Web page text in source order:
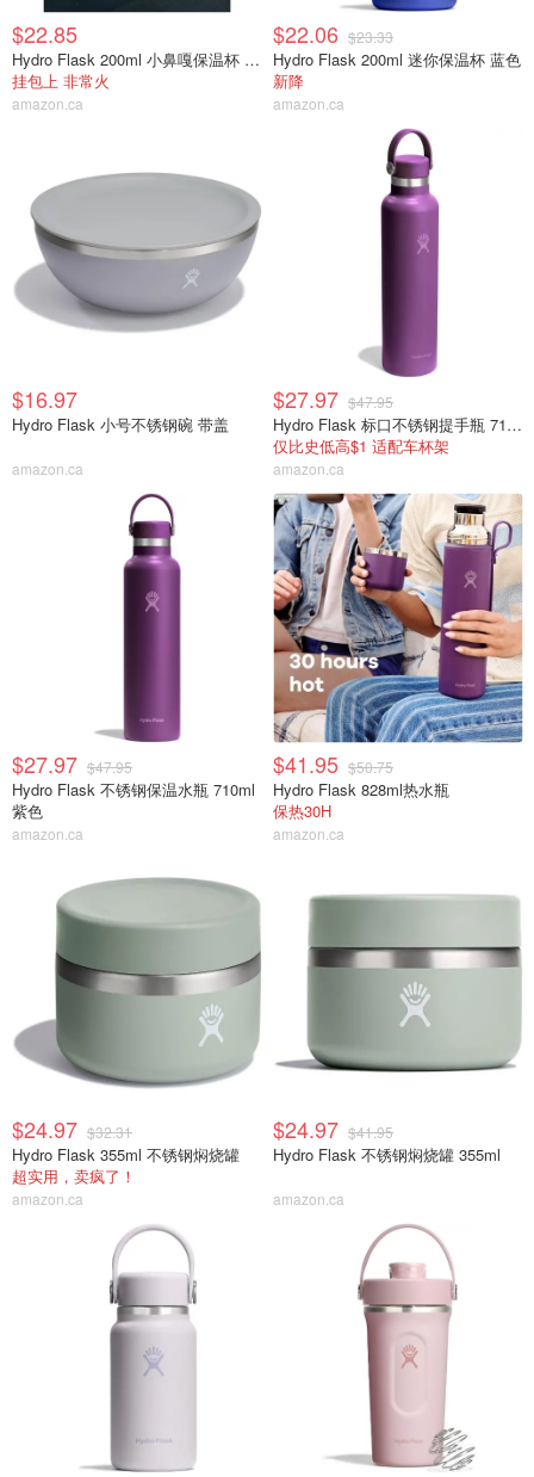
$22.85
Hydro Flask 200ml 小鼻嘎保温杯 薄荷绿色
挂包上 非常火
amazon.ca
$22.06 $23.33
Hydro Flask 200ml 迷你保温杯 蓝色
新降
amazon.ca
$16.97
Hydro Flask 小号不锈钢碗 带盖
amazon.ca
$27.97 $47.95
Hydro Flask 标口不锈钢提手瓶 710ml
仅比史低高$1 适配车杯架
amazon.ca
$27.97 $47.95
Hydro Flask 不锈钢保温水瓶 710ml
紫色
amazon.ca
$41.95 $50.75
Hydro Flask 828ml热水瓶
保热30H
amazon.ca
$24.97 $32.31
Hydro Flask 355ml 不锈钢焖烧罐
超实用，卖疯了！
amazon.ca
$24.97 $41.95
Hydro Flask 不锈钢焖烧罐 355ml
amazon.ca